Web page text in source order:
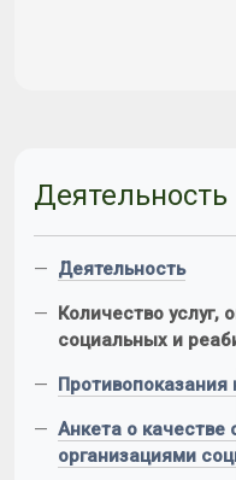
Деятельность
— Деятельность
— Количество услуг,
социальных и
— Противопоказания
— Анкета о качестве
организациями